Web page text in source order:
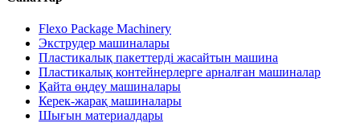
Flexo Package Machinery
Экструдер машиналары
Пластикалық пакеттерді жасайтын машина
Пластикалық контейнерлерге арналған машиналар
Қайта өңдеу машиналары
Керек-жарақ машиналары
Шығын материалдары